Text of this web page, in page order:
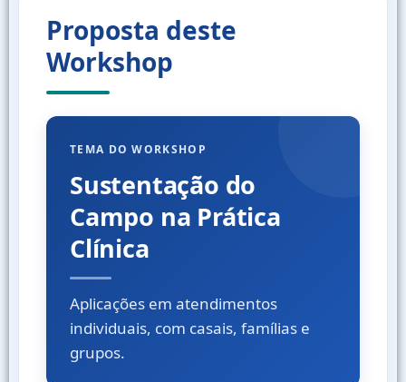
Proposta deste
Workshop
TEMA DO WORKSHOP
Sustentação do
Campo na Prática
Clínica
Aplicações em atendimentos
individuais, com casais, famílias e
grupos.